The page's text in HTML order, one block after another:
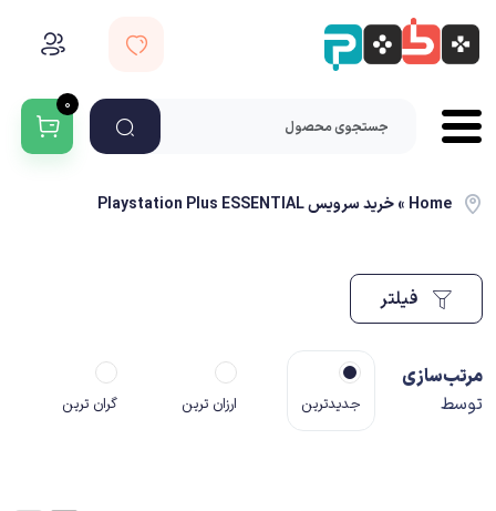
۰
Home
»خرید سرویس Playstation Plus ESSENTIAL
فیلتر
مرتب‌سازی
توسط
جدیدترین ارزان ترین گران ترین